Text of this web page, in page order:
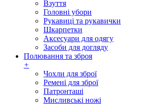
Взуття
Головні убори
Рукавиці та рукавички
Шкарпетки
Аксесуари для одягу
Засоби для догляду
Полювання та зброя
+
Чохли для зброї
Ремені для зброї
Патронташі
Мисливські ножі